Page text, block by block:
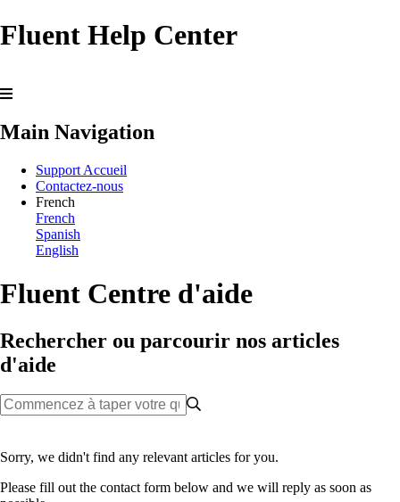
Fluent Help Center
Main Navigation
Support Accueil
Contactez-nous
French
French
Spanish
English
Fluent Centre d'aide
Rechercher ou parcourir nos articles
d'aide
Sorry, we didn't find any relevant articles for you.
Please fill out the contact form below and we will reply as soon as